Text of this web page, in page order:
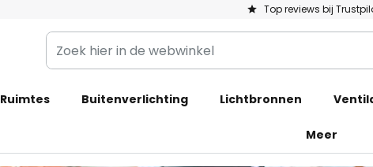
Top reviews bij
Zoek
hier
de
Ruimtes Buitenverlichting Lichtbronnen
Meer